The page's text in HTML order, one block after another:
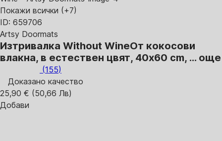
Покажи всички (+7)
ID: 659706
Artsy Doormats
Изтривалка Without WineОт кокосови
влакна, в естествен цвят, 40x60 cm, … още
(155)
Доказано качество
25,90 € (50,66 Лв)
Добави